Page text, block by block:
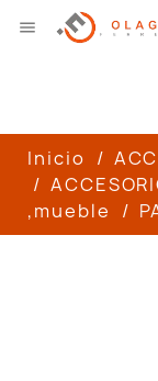

Inicio
,mueble